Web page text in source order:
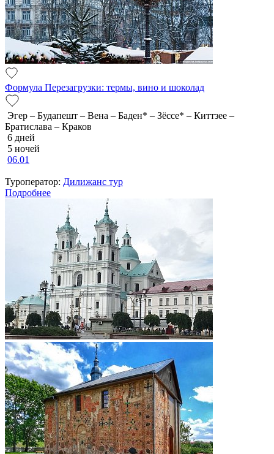
Формула Перезагрузки: термы, вино и шоколад
Эгер – Будапешт – Вена – Баден* – Зёссе* – Киттзее –
Братислава – Краков
6 дней
5 ночей
06.01
Туроператор: Дилижанс тур
Подробнее